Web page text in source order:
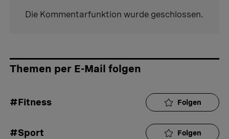
Die Kommentarfunktion wurde geschlossen.
Themen per E-Mail folgen
#Fitness Folgen
#Sport Folgen